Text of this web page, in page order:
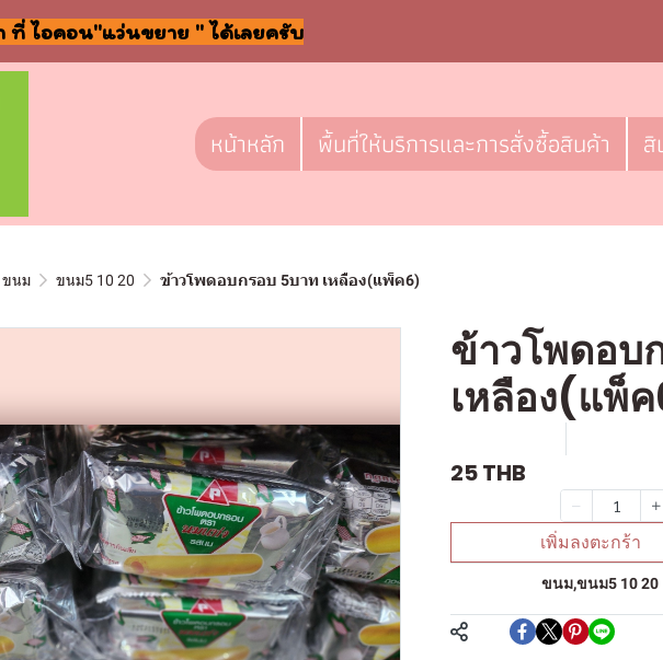
ไอคอน"แว่นขยาย " ได้เลยครับ
หน้าหลัก พื้นที่ให้บริการและการสั่งซื้อสินค้า
ขนม ขนม5 10 20 ข้าวโพดอบกรอบ 5บาท เหลือง(แพ็ค6)
ข้าวโพดอบ
เหลือง(แพ็
25 THB
เพิ่มลงตะกร้า
ขนม,ขนม5 10 20